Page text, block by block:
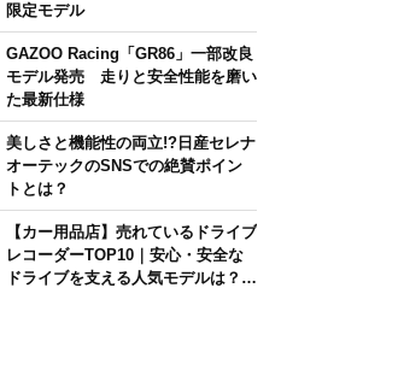
限定モデル
GAZOO Racing「GR86」一部改良
モデル発売 走りと安全性能を磨い
た最新仕様
美しさと機能性の両立!?日産セレナ
オーテックのSNSでの絶賛ポイン
トとは？
【カー用品店】売れているドライブ
レコーダーTOP10｜安心・安全な
ドライブを支える人気モデルは？